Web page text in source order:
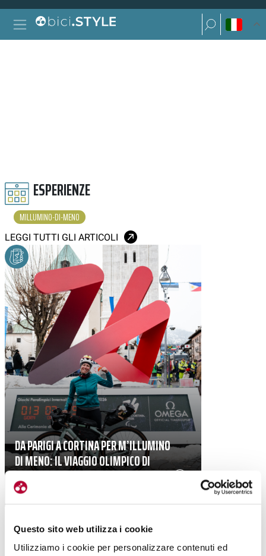
Questo sito web utilizza i cookie
Utilizziamo i cookie per personalizzare contenuti ed
Vai al contenuto
Navigazione principale
Ricerca per:
Ricerca per:
ESPERIENZE
MILLUMINO-DI-MENO
LEGGI TUTTI GLI ARTICOLI
DA PARIGI A CORTINA PER M’ILLUMINO
DI MENO: IL VIAGGIO OLIMPICO DI
SILVIA GOTTARDI
|21-03-2026